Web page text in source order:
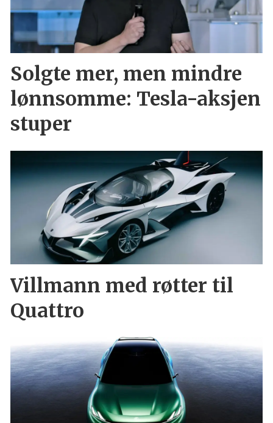
Solgte mer, men mindre
lønnsomme: Tesla-aksjen
stuper
Villmann med røtter til
Quattro